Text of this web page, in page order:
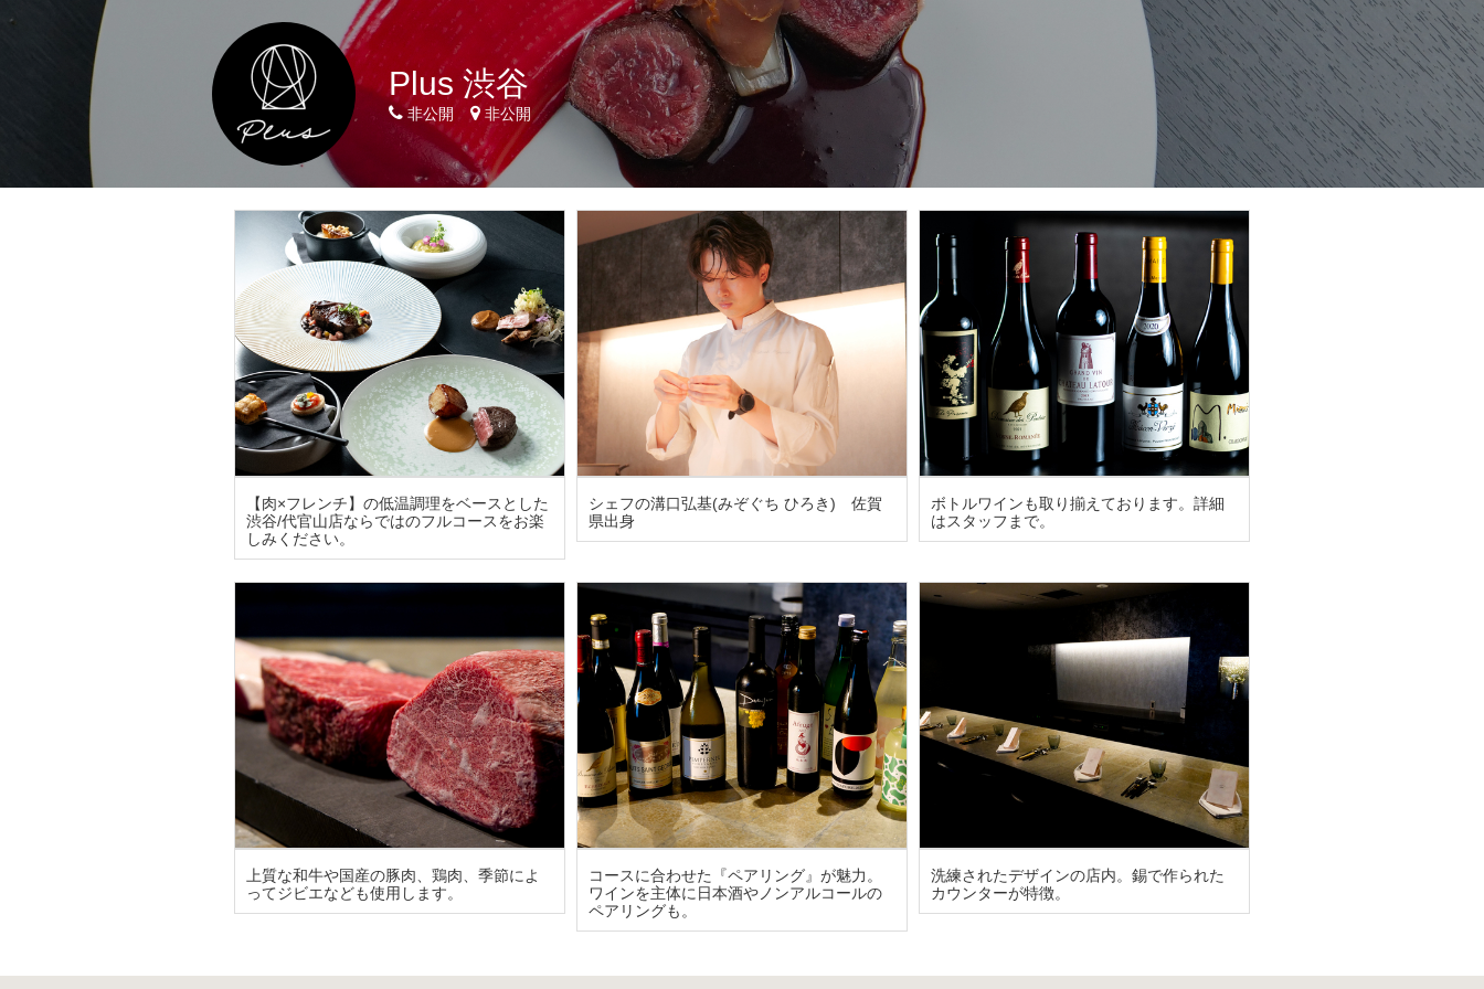
Plus 渋谷
非公開 非公開
【肉×フレンチ】の低温調理をベースとした
渋谷/代官山店ならではのフルコースをお楽
しみください。
シェフの溝口弘基(みぞぐち ひろき) 佐賀
県出身
ボトルワインも取り揃えております。詳細
はスタッフまで。
上質な和牛や国産の豚肉、鶏肉、季節によ
ってジビエなども使用します。
コースに合わせた『ペアリング』が魅力。
ワインを主体に日本酒やノンアルコールの
ペアリングも。
洗練されたデザインの店内。錫で作られた
カウンターが特徴。